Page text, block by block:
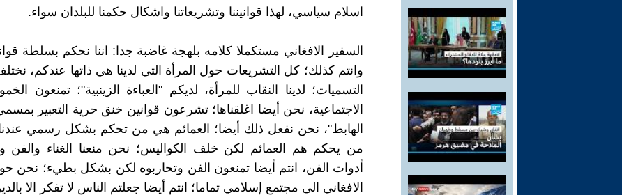
اسلام سياسي، لهذا قوانيننا وتشريعاتنا واشكال حكمنا للبلدان سواء.
السفير الافغاني مستكملا كلامه بلهجة غاضبة جدا: اننا نحكم بسلطة
وانتم كذلك؛ كل التشريعات حول المرأة التي لدينا هي ذاتها عندكم،
التسميات؛ لدينا النقاب للمرأة، لديكم "العباءة الزينبية"؛ تمنعون
الاجتماعية، نحن أيضا اغلقناها؛ تشرعون قوانين خنق حرية التعبير
الهابط"، نحن نفعل ذلك أيضا؛ العمائم هي من تحكم بشكل رسمي
من يحكم هم العمائم لكن خلف الكواليس؛ نحن منعنا الغناء والفن
أدوات الفن، انتم أيضا تمنعون الفن وتحاربوه لكن بشكل بطيء؛ نحن
الافغاني الى مجتمع إسلامي تماما؛ انتم أيضا جعلتم الناس لا تفكر الا